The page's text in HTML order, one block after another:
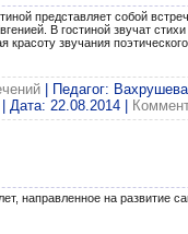
представляет собой
В гостиной звучат
красоту звучания
| Педагог:
| Дата: 22.08.2014
направленное на развитие